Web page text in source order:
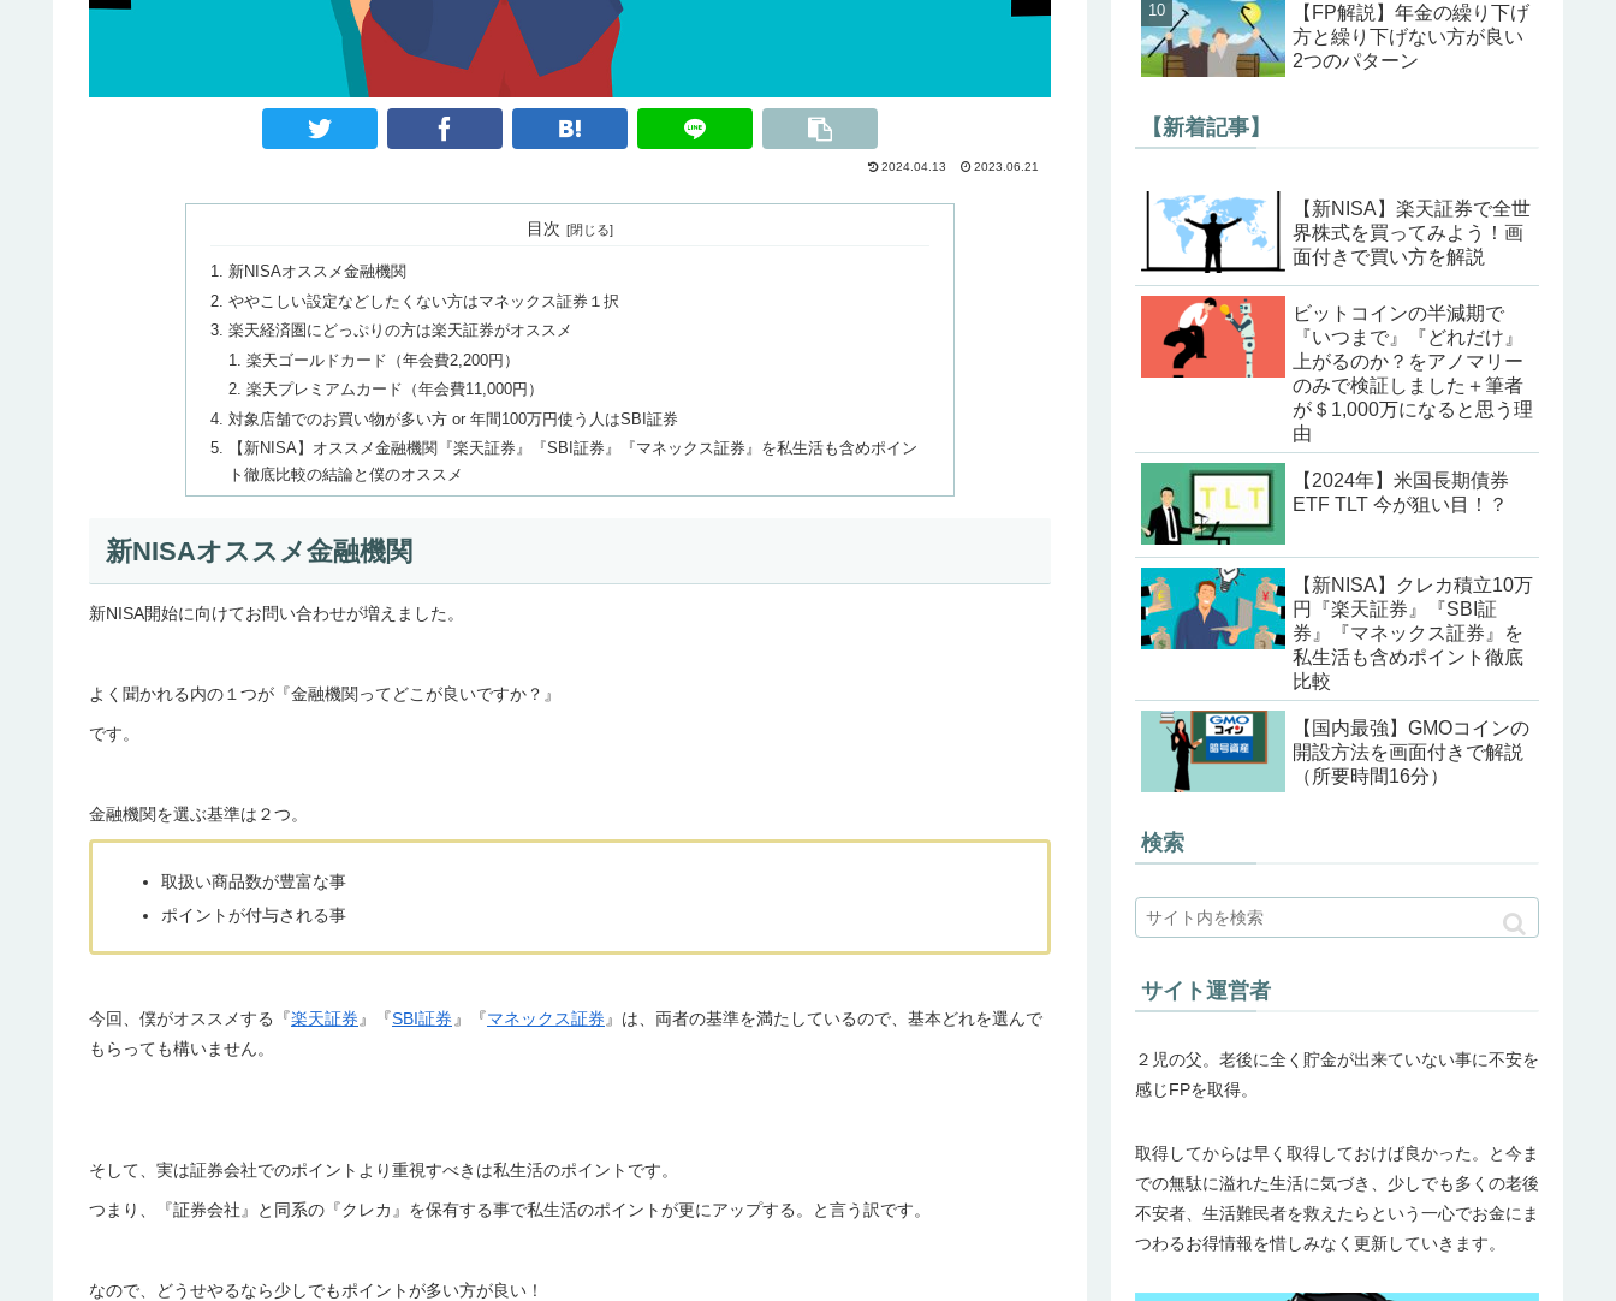
2024.04.13 2023.06.21
目次
新NISAオススメ金融機関
ややこしい設定などしたくない方はマネックス証券１択
楽天経済圏にどっぷりの方は楽天証券がオススメ
楽天ゴールドカード（年会費2,200円）
楽天プレミアムカード（年会費11,000円）
対象店舗でのお買い物が多い方 or 年間100万円使う人はSBI証券
【新NISA】オススメ金融機関『楽天証券』『SBI証券』『マネックス証券』を私生活も含めポイン
ト徹底比較の結論と僕のオススメ
新NISAオススメ金融機関
新NISA開始に向けてお問い合わせが増えました。
よく聞かれる内の１つが『金融機関ってどこが良いですか？』
です。
金融機関を選ぶ基準は２つ。
取扱い商品数が豊富な事
ポイントが付与される事
今回、僕がオススメする『楽天証券』『SBI証券 』『マネックス証券』は、両者の基準を満たしているので、基本どれを選んで
もらっても構いません。
そして、実は証券会社でのポイントより重視すべきは私生活のポイントです。
つまり、『証券会社』と同系の『クレカ』を保有する事で私生活のポイントが更にアップする。と言う訳です。
なので、どうせやるなら少しでもポイントが多い方が良い！
【FP解説】年金の繰り下げ
方と繰り下げない方が良い
2つのパターン
【新着記事】
【新NISA】楽天証券で全世
界株式を買ってみよう！画
面付きで買い方を解説
ビットコインの半減期で
『いつまで』『どれだけ』
上がるのか？をアノマリー
のみで検証しました＋筆者
が＄1,000万になると思う理
由
【2024年】米国長期債券
ETF TLT 今が狙い目！？
【新NISA】クレカ積立10万
円『楽天証券』『SBI証
券』『マネックス証券』を
私生活も含めポイント徹底
比較
【国内最強】GMOコインの
開設方法を画面付きで解説
（所要時間16分）
検索
サイト運営者
２児の父。老後に全く貯金が出来ていない事に不安を
感じFPを取得。
取得してからは早く取得しておけば良かった。と今ま
での無駄に溢れた生活に気づき、少しでも多くの老後
不安者、生活難民者を救えたらという一心でお金にま
つわるお得情報を惜しみなく更新していきます。